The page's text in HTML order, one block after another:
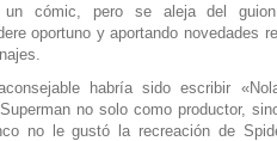
cómic, pero se aleja del guion
oportuno y aportando novedades
habría sido escribir
no solo como productor,
no le gustó la recreación de